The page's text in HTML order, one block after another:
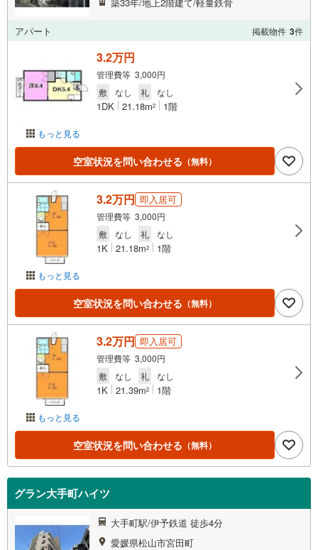
アパート 掲載物件 3件
もっと見る
3.2万円
管理費等 3,000円
敷
なし 礼 なし
1DK 21.18m2 1階
空室状況を問い合わせる （無料）
もっと見る
3.2万円 即入居可
管理費等 3,000円
敷
なし 礼 なし
1K 21.18m2 1階
空室状況を問い合わせる （無料）
もっと見る
3.2万円 即入居可
管理費等 3,000円
敷
なし 礼 なし
1K 21.39m2 1階
空室状況を問い合わせる （無料）
グラン大手町ハイツ
大手町駅/伊予鉄道 徒歩4分
愛媛県松山市宮田町